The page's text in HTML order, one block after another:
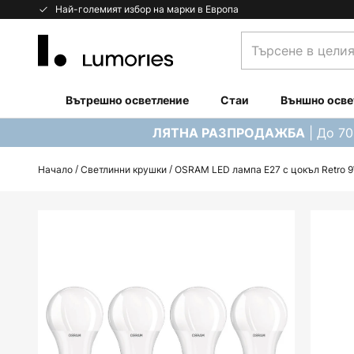
Най-големият избор на марки в Европа
Прескачане
магазин...
Вътрешно осветление Стаи Външно
ЛЯТНА РАЗПРОДАЖБА | До
Начало Светлинни крушки OSRAM LED лампа E27 с цокъл Retro
галерията
на
изображенията